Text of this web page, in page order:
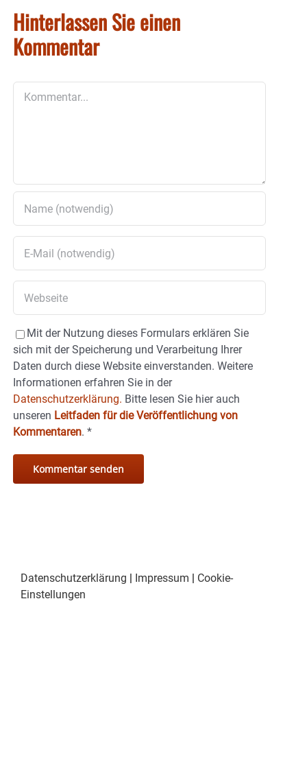
Hinterlassen Sie einen
Kommentar
Mit der Nutzung dieses Formulars erklären Sie
sich mit der Speicherung und Verarbeitung Ihrer
Daten durch diese Website einverstanden. Weitere
Informationen erfahren Sie in der
Datenschutzerklärung. Bitte lesen Sie hier auch
unseren Leitfaden für die Veröffentlichung von
Kommentaren. *
Datenschutzerklärung Impressum
Cookie-
Einstellungen